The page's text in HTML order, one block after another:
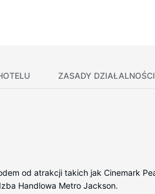
ZASADY
od atrakcji takich jak Cinemark
Handlowa Metro Jackson.